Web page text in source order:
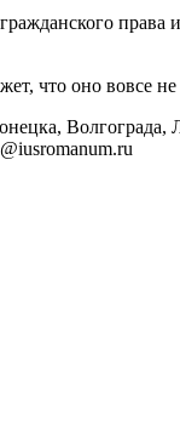
права
что оно вовсе
Волгограда,